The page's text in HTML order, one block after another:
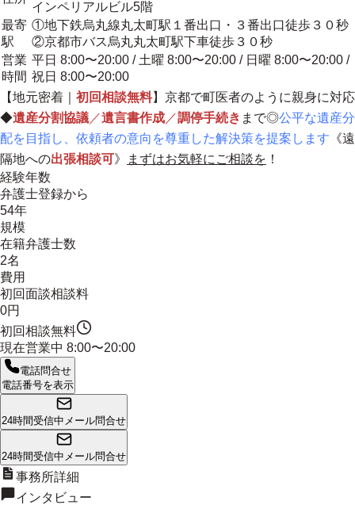
インペリアルビル5階
最寄
駅
①地下鉄烏丸線丸太町駅１番出口・３番出口徒歩３０秒
②京都市バス烏丸丸太町駅下車徒歩３０秒
営業
時間
平日 8:00〜20:00 / 土曜 8:00〜20:00 / 日曜 8:00〜20:00 /
祝日 8:00〜20:00
【地元密着 初回相談無料】 京都で町医者のように親身に対応
◆遺産分割協議 ／遺言書作成 ／調停手続き まで◎公平な遺産分
配を目指し、依頼者の意向を尊重した解決策を提案します 《遠
隔地への出張相談可》 まずはお気軽にご相談を ！
経験年数
弁護士登録から
54年
規模
在籍弁護士数
2名
費用
初回面談相談料
0円
初回相談無料
現在営業中 8:00〜20:00
電話問合せ
電話番号を表示
24時間受信中 メール問合せ
24時間受信中 メール問合せ
事務所詳細
インタビュー